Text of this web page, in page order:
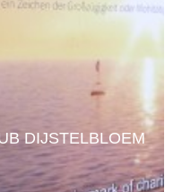
DIJSTELBLOEM